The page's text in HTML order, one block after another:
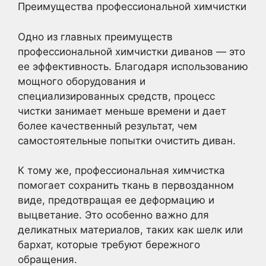
Преимущества профессиональной химчистки
Одно из главных преимуществ
профессиональной химчистки диванов — это
ее эффективность. Благодаря использованию
мощного оборудования и
специализированных средств, процесс
чистки занимает меньше времени и дает
более качественный результат, чем
самостоятельные попытки очистить диван.
К тому же, профессиональная химчистка
помогает сохранить ткань в первозданном
виде, предотвращая ее деформацию и
выцветание. Это особенно важно для
деликатных материалов, таких как шелк или
бархат, которые требуют бережного
обращения.